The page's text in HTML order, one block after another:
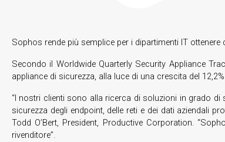
Sophos rende più semplice per i dipartimenti IT
Secondo il Worldwide Quarterly Security Appliance
appliance di sicurezza, alla luce di una crescita del
“I nostri clienti sono alla ricerca di soluzioni in grado
sicurezza degli endpoint, delle reti e dei dati aziendali
Todd O’Bert, President, Productive Corporation.
rivenditore”.